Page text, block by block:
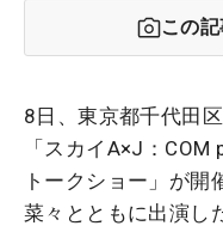
この
8日、東京都千代田
「スカイA×J：
トークショー」が開
菜々とともに出演し